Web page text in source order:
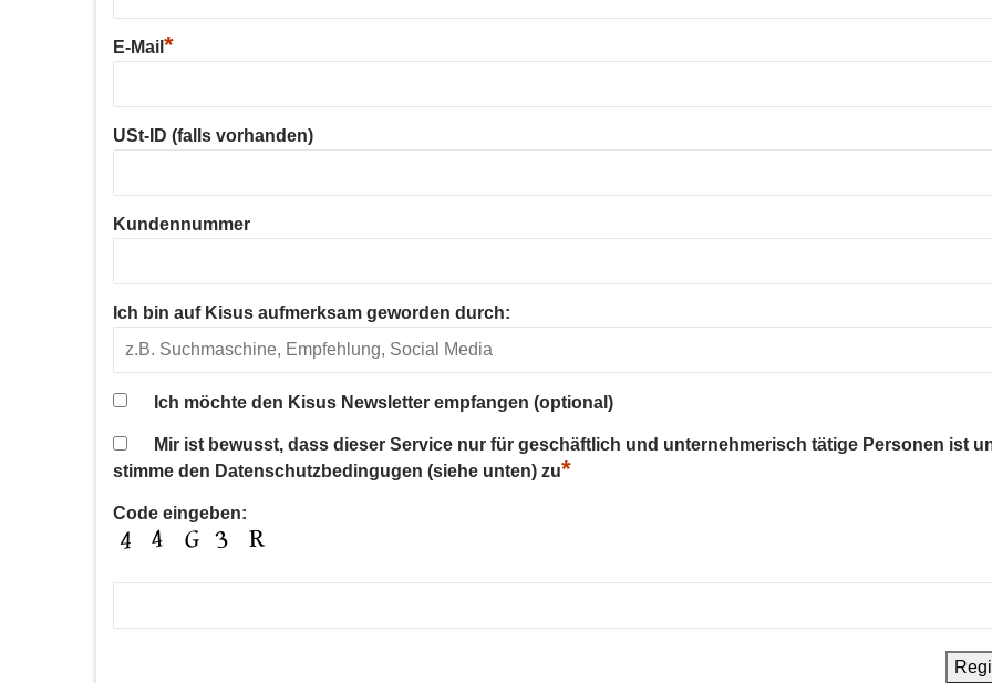
E-Mail *
USt-ID (falls vorhanden)
Kundennummer
Ich bin auf Kisus aufmerksam geworden durch:
Ich möchte den Kisus Newsletter empfangen (optional)
Mir ist bewusst, dass dieser Service nur für geschäftlich und unternehmerisch tätige Personen ist
stimme den Datenschutzbedingugen (siehe unten) zu*
Code eingeben: